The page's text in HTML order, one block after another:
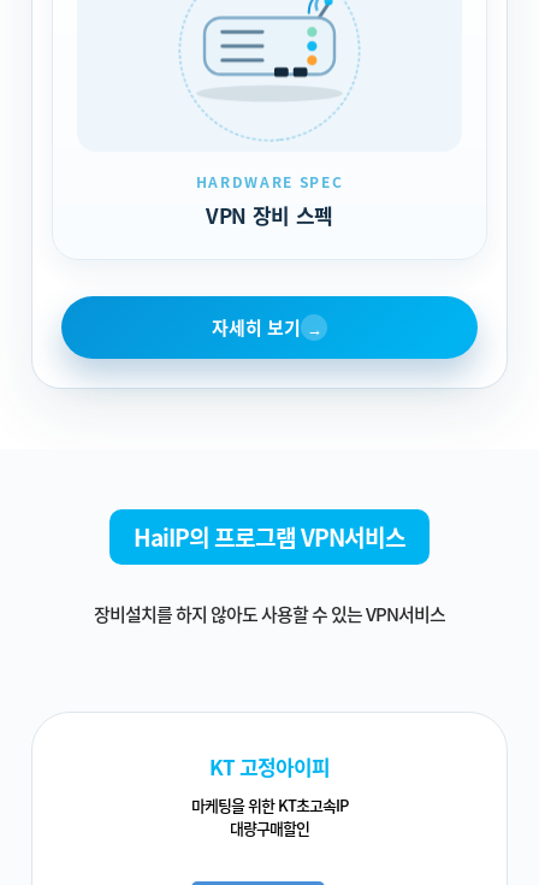
HARDWARE SPEC
VPN 장비 스펙
자세히 보기 →
HaiIP의 프로그램 VPN서비스
장비설치를 하지 않아도 사용할 수 있는 VPN서비스
KT 고정아이피
마케팅을 위한 KT초고속IP
대량구매할인